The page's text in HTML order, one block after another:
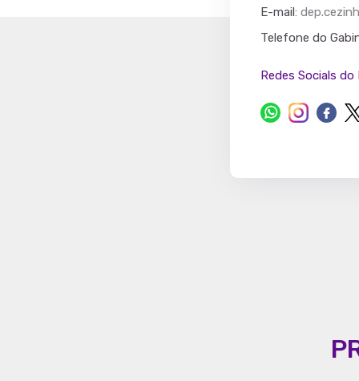
E-mail:
Telefone do
Redes Socials do
Partido